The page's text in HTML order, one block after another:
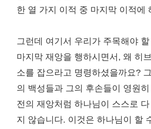
한 열 가지 이적 중 마지막 이적에
그런데 여기서 우리가 주목해야
마지막 재앙을 행하시면서, 왜 히
소를 잡으라고 명령하셨을까요?
의 백성들과 그의 후손들이 영원
전의 재앙처럼 하나님이 스스로
지 않습니다. 이것은 하나님이 할